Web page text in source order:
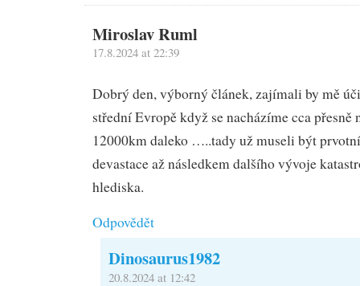
Miroslav Ruml
17.8.2024 at 22:39
Dobrý den, výborný článek, zajímali by mě
střední Evropě když se nacházíme cca přesně
12000km daleko …..tady už museli být
devastace až následkem dalšího vývoje
hlediska.
Odpovědět
Dinosaurus1982
20.8.2024 at 12:42